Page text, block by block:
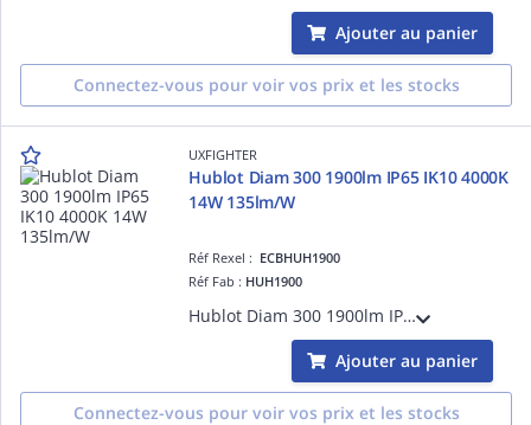
Ajouter au panier
Connectez-vous pour voir vos prix et les stocks
UXFIGHTER
Hublot Diam 300 1900lm IP65 IK10 4000K
14W 135lm/W
Réf Rexel : ECBHUH1900
Réf Fab : HUH1900
Hublot Diam 300 1900lm IP65 IK10 4000K 14W 135lm/W
Ajouter au panier
Connectez-vous pour voir vos prix et les stocks